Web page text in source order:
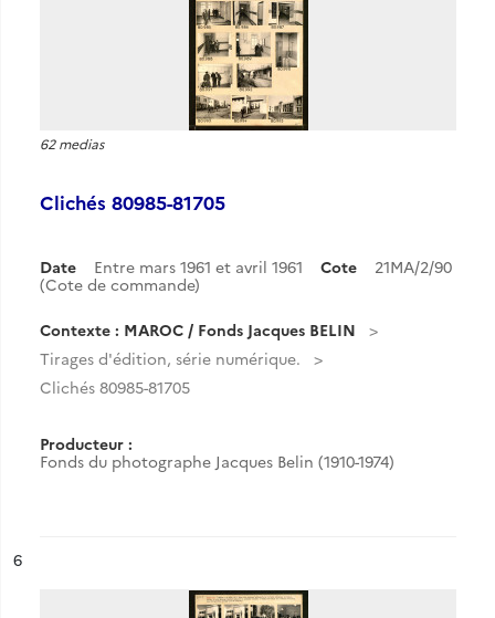
62 medias
Clichés 80985-81705
Date Entre mars 1961 et avril 1961 Cote
21MA/2/90
(Cote de commande)
Contexte : MAROC / Fonds Jacques BELIN
Tirages d'édition, série numérique.
Clichés 80985-81705
Producteur :
Fonds du photographe Jacques Belin (1910-1974)
n°
6